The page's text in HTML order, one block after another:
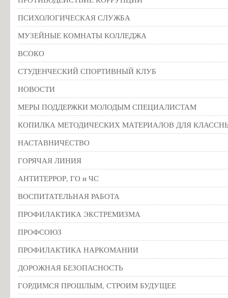
ПСИХОЛОГИЧЕСКАЯ СЛУЖБА
МУЗЕЙНЫЕ КОМНАТЫ КОЛЛЕДЖА
ВСОКО
СТУДЕНЧЕСКИЙ СПОРТИВНЫЙ КЛУБ
НОВОСТИ
МЕРЫ ПОДДЕРЖКИ МОЛОДЫМ СПЕЦИАЛИСТАМ
КОПИЛКА МЕТОДИЧЕСКИХ МАТЕРИАЛОВ ДЛЯ
НАСТАВНИЧЕСТВО
ГОРЯЧАЯ ЛИНИЯ
АНТИТЕРРОР, ГО и ЧС
ВОСПИТАТЕЛЬНАЯ РАБОТА
ПРОФИЛАКТИКА ЭКСТРЕМИЗМА
ПРОФСОЮЗ
ПРОФИЛАКТИКА НАРКОМАНИИ
ДОРОЖНАЯ БЕЗОПАСНОСТЬ
ГОРДИМСЯ ПРОШЛЫМ, СТРОИМ БУДУЩЕЕ